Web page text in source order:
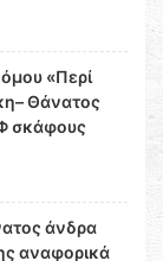
«Περί
Θάνατος
σκάφους
άνδρα
αναφορικά